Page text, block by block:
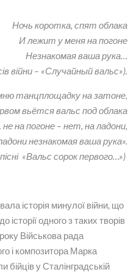
Ночь коротка, спят облака
И лежит у меня на погоне
Незнакомая ваша рука…
війни – «Случайный вальс»).
танцплощадку на затоне,
вьётся вальс под облака
на погоне – нет, на ладони,
незнакомая ваша рука».
«Вальс сорок первого…»)
історія минулої війни, що
одного з таких творів
Військова рада
і композитора Марка
у Сталінградській